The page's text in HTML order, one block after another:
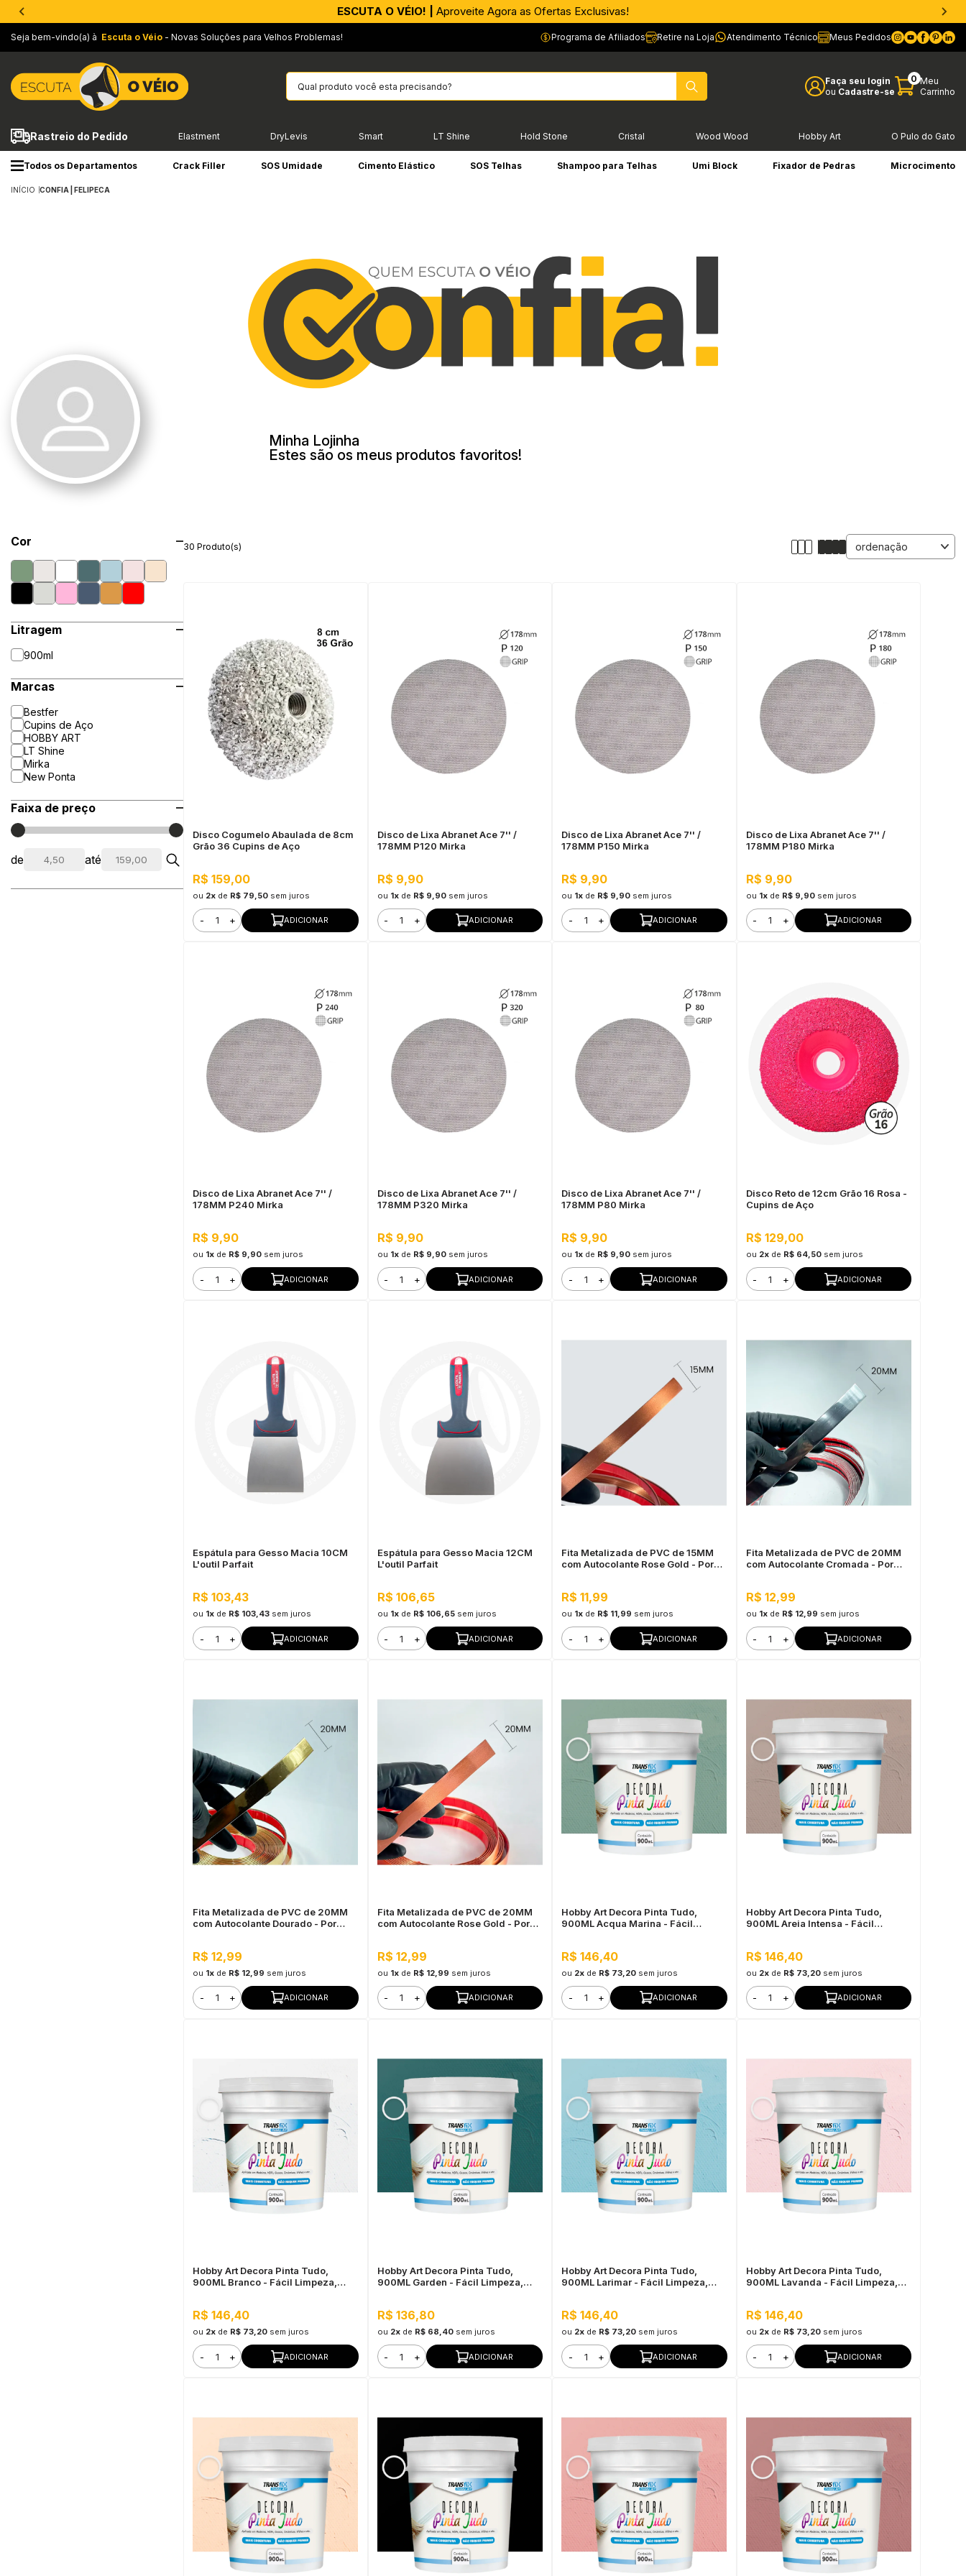
APROVEITE AGORA |PIX parcelado em até 4x sem Juros!*
ESCUTA O VÉIO! | Aproveite Agora as Ofertas Exclusivas!
Seja bem-vindo(a) à Escuta o Véio - Novas Soluções para Velhos Problemas! Programa de Afiliados Retire na Loja Atendimento Técnico Meus Pedidos
Faça seu login
ou Cadastre-se
0 Meu
Carrinho
Rastreio do Pedido Elastment DryLevis Smart LT Shine Hold Stone Cristal Wood Wood Hobby Art O Pulo do Gato
Todos os Departamentos Crack Filler SOS Umidade Cimento Elástico SOS Telhas Shampoo para Telhas Umi Block Fixador de Pedras Microcimento
INÍCIO CONFIA | FELIPECA
Minha Lojinha
Estes são os meus produtos favoritos!
Cor
Litragem
900ml
Marcas
Bestfer
Cupins de Aço
HOBBY ART
LT Shine
Mirka
New Ponta
Faixa de preço
de até
30 Produto(s)
Disco Cogumelo Abaulada de 8cm
Grão 36 Cupins de Aço
R$ 159,00
ou 2x de R$ 79,50 sem juros
- + ADICIONAR
Disco de Lixa Abranet Ace 7'' /
178MM P120 Mirka
R$ 9,90
ou 1xde R$ 9,90 sem juros
- + ADICIONAR
Disco de Lixa Abranet Ace 7'' /
178MM P150 Mirka
R$ 9,90
ou 1x de R$ 9,90 sem juros
- + ADICIONAR
Disco de Lixa Abranet Ace 7'' /
178MM P180 Mirka
R$ 9,90
ou 1xde R$ 9,90 sem juros
- + ADICIONAR
Disco de Lixa Abranet Ace 7'' /
178MM P240 Mirka
R$ 9,90
ou 1x de R$ 9,90 sem juros
- + ADICIONAR
Disco de Lixa Abranet Ace 7'' /
178MM P320 Mirka
R$ 9,90
ou 1xde R$ 9,90 sem juros
- + ADICIONAR
Disco de Lixa Abranet Ace 7'' /
178MM P80 Mirka
R$ 9,90
ou 1x de R$ 9,90 sem juros
- + ADICIONAR
Disco Reto de 12cm Grão 16 Rosa -
Cupins de Aço
R$ 129,00
ou 2xde R$ 64,50 sem juros
- + ADICIONAR
Espátula para Gesso Macia 10CM
L'outil Parfait
R$ 103,43
ou 1x de R$ 103,43 sem juros
- + ADICIONAR
Espátula para Gesso Macia 12CM
L'outil Parfait
R$ 106,65
ou 1xde R$ 106,65 sem juros
- + ADICIONAR
Fita Metalizada de PVC de 15MM
com Autocolante Rose Gold - Por
R$ 11,99
ou 1x de R$ 11,99 sem juros
- + ADICIONAR
Fita Metalizada de PVC de 20MM
com Autocolante Cromada - Por
R$ 12,99
ou 1xde R$ 12,99 sem juros
- + ADICIONAR
Fita Metalizada de PVC de 20MM
com Autocolante Dourado - Por
R$ 12,99
ou 1x de R$ 12,99 sem juros
- + ADICIONAR
Fita Metalizada de PVC de 20MM
com Autocolante Rose Gold - Por
R$ 12,99
ou 1xde R$ 12,99 sem juros
- + ADICIONAR
Hobby Art Decora Pinta Tudo,
900ML Acqua Marina - Fácil
R$ 146,40
ou 2x de R$ 73,20 sem juros
- + ADICIONAR
Hobby Art Decora Pinta Tudo,
900ML Areia Intensa - Fácil
R$ 146,40
ou 2xde R$ 73,20 sem juros
- + ADICIONAR
Hobby Art Decora Pinta Tudo,
900ML Branco - Fácil Limpeza,
R$ 146,40
ou 2x de R$ 73,20 sem juros
- + ADICIONAR
Hobby Art Decora Pinta Tudo,
900ML Garden - Fácil Limpeza,
R$ 136,80
ou 2xde R$ 68,40 sem juros
- + ADICIONAR
Hobby Art Decora Pinta Tudo,
900ML Larimar - Fácil Limpeza,
R$ 146,40
ou 2x de R$ 73,20 sem juros
- + ADICIONAR
Hobby Art Decora Pinta Tudo,
900ML Lavanda - Fácil Limpeza,
R$ 146,40
ou 2xde R$ 73,20 sem juros
- + ADICIONAR